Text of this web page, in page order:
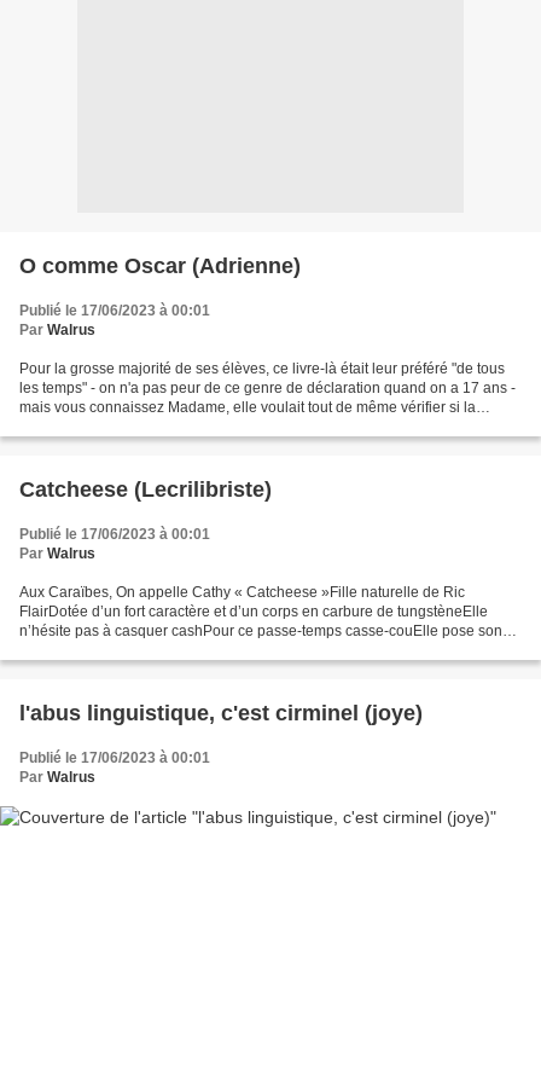
O comme Oscar (Adrienne)
Publié le 17/06/2023 à 00:01
Par Walrus
Pour la grosse majorité de ses élèves, ce livre-là était leur préféré "de tous
les temps" - on n'a pas peur de ce genre de déclaration quand on a 17 ans -
mais vous connaissez Madame, elle voulait tout de même vérifier si la
Catcheese (Lecrilibriste)
Publié le 17/06/2023 à 00:01
Par Walrus
Aux Caraïbes, On appelle Cathy « Catcheese »Fille naturelle de Ric
FlairDotée d’un fort caractère et d’un corps en carbure de tungstèneElle
n’hésite pas à casquer cashPour ce passe-temps casse-couElle pose son
l'abus linguistique, c'est cirminel (joye)
Publié le 17/06/2023 à 00:01
Par Walrus